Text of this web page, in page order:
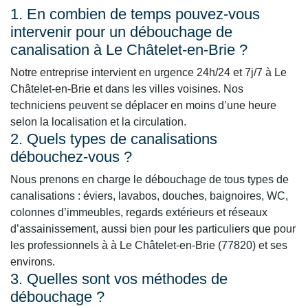
1. En combien de temps pouvez-vous
intervenir pour un débouchage de
canalisation à Le Châtelet-en-Brie ?
Notre entreprise intervient en urgence 24h/24 et 7j/7 à Le
Châtelet-en-Brie et dans les villes voisines. Nos
techniciens peuvent se déplacer en moins d’une heure
selon la localisation et la circulation.
2. Quels types de canalisations
débouchez-vous ?
Nous prenons en charge le débouchage de tous types de
canalisations : éviers, lavabos, douches, baignoires, WC,
colonnes d’immeubles, regards extérieurs et réseaux
d’assainissement, aussi bien pour les particuliers que pour
les professionnels à à Le Châtelet-en-Brie (77820) et ses
environs.
3. Quelles sont vos méthodes de
débouchage ?